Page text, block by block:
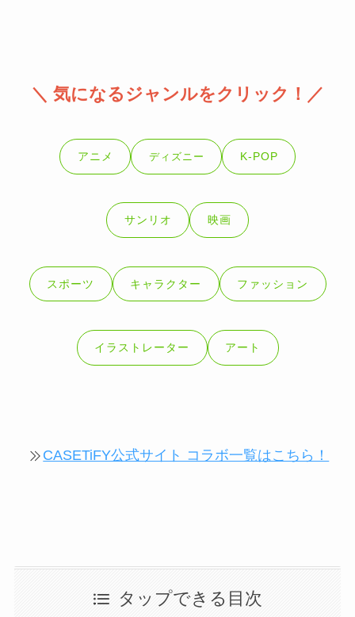
＼ 気になるジャンルをクリック！／
アニメ ディズニー K-POP
サンリオ 映画
スポーツ キャラクター ファッション
イラストレーター アート
CASETiFY公式サイト コラボ一覧はこちら！
タップできる目次